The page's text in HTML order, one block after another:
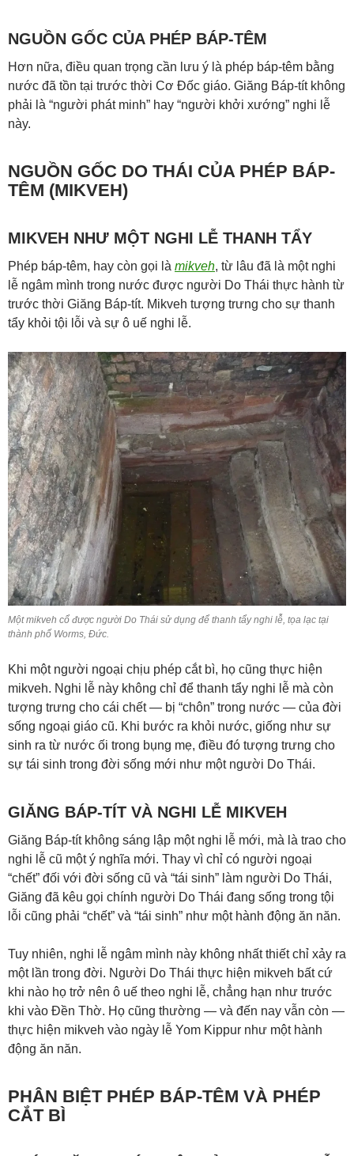
NGUỒN GỐC CỦA PHÉP BÁP-TÊM
Hơn nữa, điều quan trọng cần lưu ý là phép báp-têm bằng
nước đã tồn tại trước thời Cơ Đốc giáo. Giăng Báp-tít không
phải là “người phát minh” hay “người khởi xướng” nghi lễ
này.
NGUỒN GỐC DO THÁI CỦA PHÉP BÁP-
TÊM (MIKVEH)
MIKVEH NHƯ MỘT NGHI LỄ THANH TẨY
Phép báp-têm, hay còn gọi là mikveh, từ lâu đã là một nghi
lễ ngâm mình trong nước được người Do Thái thực hành từ
trước thời Giăng Báp-tít. Mikveh tượng trưng cho sự thanh
tẩy khỏi tội lỗi và sự ô uế nghi lễ.
Một mikveh cổ được người Do Thái sử dụng để thanh tẩy nghi lễ, tọa lạc tại
thành phố Worms, Đức.
Khi một người ngoại chịu phép cắt bì, họ cũng thực hiện
mikveh. Nghi lễ này không chỉ để thanh tẩy nghi lễ mà còn
tượng trưng cho cái chết — bị “chôn” trong nước — của đời
sống ngoại giáo cũ. Khi bước ra khỏi nước, giống như sự
sinh ra từ nước ối trong bụng mẹ, điều đó tượng trưng cho
sự tái sinh trong đời sống mới như một người Do Thái.
GIĂNG BÁP-TÍT VÀ NGHI LỄ MIKVEH
Giăng Báp-tít không sáng lập một nghi lễ mới, mà là trao cho
nghi lễ cũ một ý nghĩa mới. Thay vì chỉ có người ngoại
“chết” đối với đời sống cũ và “tái sinh” làm người Do Thái,
Giăng đã kêu gọi chính người Do Thái đang sống trong tội
lỗi cũng phải “chết” và “tái sinh” như một hành động ăn năn.
Tuy nhiên, nghi lễ ngâm mình này không nhất thiết chỉ xảy ra
một lần trong đời. Người Do Thái thực hiện mikveh bất cứ
khi nào họ trở nên ô uế theo nghi lễ, chẳng hạn như trước
khi vào Đền Thờ. Họ cũng thường — và đến nay vẫn còn —
thực hiện mikveh vào ngày lễ Yom Kippur như một hành
động ăn năn.
PHÂN BIỆT PHÉP BÁP-TÊM VÀ PHÉP
CẮT BÌ